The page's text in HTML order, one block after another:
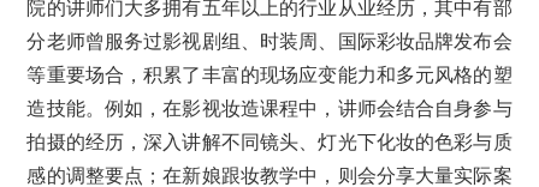
院的讲师们大多拥有五年以上的行业从业经历，其中有部
分老师曾服务过影视剧组、时装周、国际彩妆品牌发布会
等重要场合，积累了丰富的现场应变能力和多元风格的塑
造技能。例如，在影视妆造课程中，讲师会结合自身参与
拍摄的经历，深入讲解不同镜头、灯光下化妆的色彩与质
感的调整要点；在新娘跟妆教学中，则会分享大量实际案